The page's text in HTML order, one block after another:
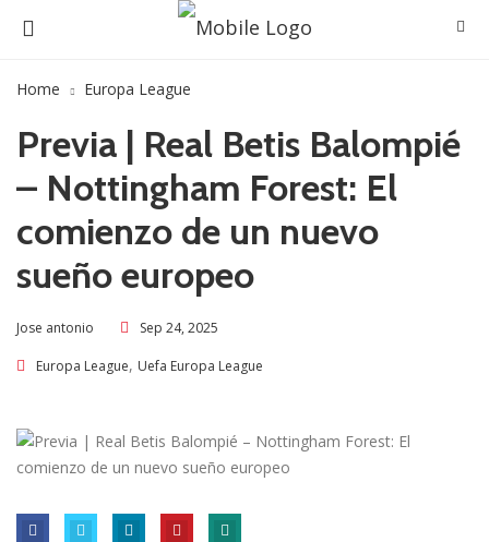
Home Europa League
Previa | Real Betis Balompié
– Nottingham Forest: El
comienzo de un nuevo
sueño europeo
Jose antonio Sep 24, 2025
Europa League, Uefa Europa League